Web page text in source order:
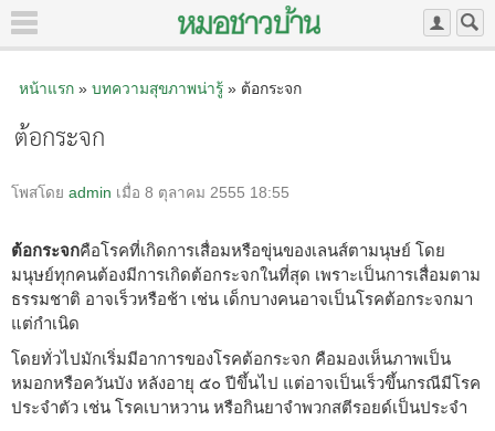
หน้าแรก» บทความสุขภาพน่ารู้» ต้อกระจก
ต้อกระจก
โพสโดย admin เมื่อ 8 ตุลาคม 2555 18:55
ต้อกระจกคือโรคที่เกิดการเสื่อมหรือขุ่นของเลนส์ตามนุษย์ โดย
มนุษย์ทุกคนต้องมีการเกิดต้อกระจกในที่สุด เพราะเป็นการเสื่อมตาม
ธรรมชาติ อาจเร็วหรือช้า เช่น เด็กบางคนอาจเป็นโรคต้อกระจกมา
แต่กำเนิด
โดยทั่วไปมักเริ่มมีอาการของโรคต้อกระจก คือมองเห็นภาพเป็น
หมอกหรือควันบัง หลังอายุ ๕๐ ปีขึ้นไป แต่อาจเป็นเร็วขึ้นกรณีมีโรค
ประจำตัว เช่น โรคเบาหวาน หรือกินยาจำพวกสตีรอยด์เป็นประจำ